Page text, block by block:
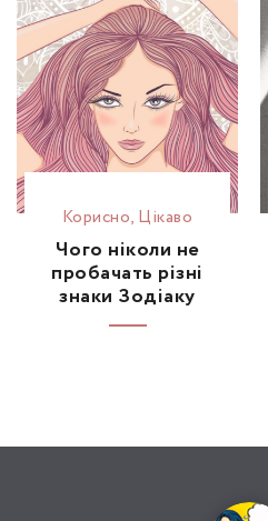
Корисно, Цікаво
Чого ніколи не
пробачать різні
знаки Зодіаку